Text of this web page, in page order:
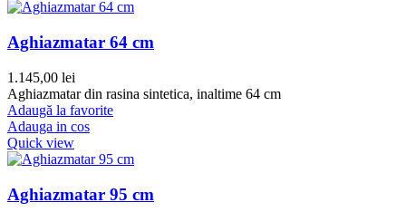
Aghiazmatar 64 cm
1.145,00 lei
Aghiazmatar din rasina sintetica, inaltime 64 cm
Adaugă la favorite
Adauga in cos
Quick view
Aghiazmatar 95 cm